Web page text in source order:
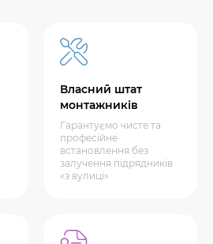
Власний штат
монтажників
Гарантуємо чисте та
професійне
встановлення без
залучення підрядників
«з вулиці»